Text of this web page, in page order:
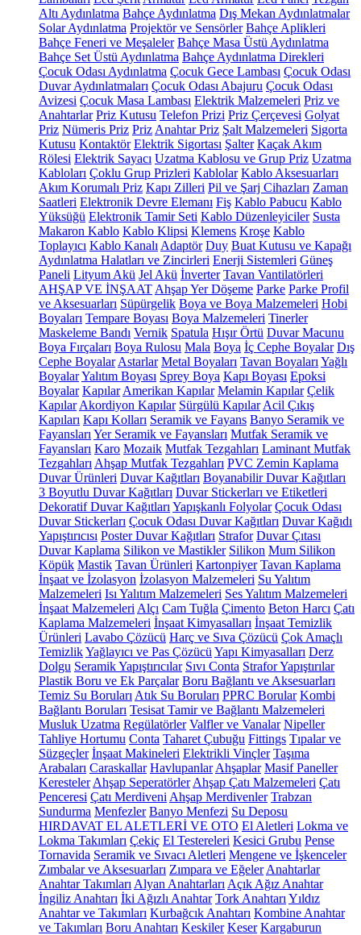
Altı Aydınlatma Bahçe Aydınlatma Dış Mekan Aydınlatmalar
Solar Aydınlatma Projektör ve Sensörler Bahçe Aplikleri
Bahçe Feneri ve Meşaleler Bahçe Masa Üstü Aydınlatma
Bahçe Set Üstü Aydınlatma Bahçe Aydınlatma Direkleri
Çocuk Odası Aydınlatma Çocuk Gece Lambası Çocuk Odası
Duvar Aydınlatmaları Çocuk Odası Abajuru Çocuk Odası
Avizesi Çocuk Masa Lambası Elektrik Malzemeleri Priz ve
Anahtarlar Priz Kutusu Telefon Prizi Priz Çerçevesi Golyat
Priz Nümeris Priz Priz Anahtar Priz Şalt Malzemeleri Sigorta
Kutusu Kontaktör Elektrik Sigortası Şalter Kaçak Akım
Rölesi Elektrik Sayacı Uzatma Kablosu ve Grup Priz Uzatma
Kabloları Çoklu Grup Prizleri Kablolar Kablo Aksesuarları
Akım Korumalı Priz Kapı Zilleri Pil ve Şarj Cihazları Zaman
Saatleri Elektronik Devre Elemanı Fiş Kablo Pabucu Kablo
Yüksüğü Elektronik Tamir Seti Kablo Düzenleyiciler Susta
Makaron Kablo Kablo Klipsi Klemens Kroşe Kablo
Toplayıcı Kablo Kanalı Adaptör Duy Buat Kutusu ve Kapağı
Aydınlatma Halatları ve Zincirleri Enerji Sistemleri Güneş
Paneli Lityum Akü Jel Akü İnverter Tavan Vantilatörleri
AHŞAP VE İNŞAAT Ahşap Yer Döşeme Parke Parke Profil
ve Aksesuarları Süpürgelik Boya ve Boya Malzemeleri Hobi
Boyaları Tempare Boyası Boya Malzemeleri Tinerler
Maskeleme Bandı Vernik Spatula Hışır Örtü Duvar Macunu
Boya Fırçaları Boya Rulosu Mala Boya İç Cephe Boyalar Dış
Cephe Boyalar Astarlar Metal Boyaları Tavan Boyaları Yağlı
BoyalarYalıtım Boyası Sprey Boya Kapı Boyası Epoksi
Boyalar Kapılar Amerikan Kapılar Melamin Kapılar Çelik
Kapılar Akordiyon Kapılar Sürgülü Kapılar Acil Çıkış
Kapıları Kapı Kolları Seramik ve Fayans Banyo Seramik ve
Fayansları Yer Seramik ve Fayansları Mutfak Seramik ve
Fayansları Karo Mozaik Mutfak Tezgahları Laminant Mutfak
Tezgahları Ahşap Mutfak Tezgahları PVC Zemin Kaplama
Duvar Ürünleri Duvar Kağıtları Boyanabilir Duvar Kağıtları
3 Boyutlu Duvar Kağıtları Duvar Stickerları ve Etiketleri
Dekoratif Duvar Kağıtları Yapışkanlı Folyolar Çocuk Odası
Duvar Stickerları Çocuk Odası Duvar Kağıtları Duvar Kağıdı
Yapıştırıcısı Poster Duvar Kağıtları Strafor Duvar Çıtası
Duvar Kaplama Silikon ve Mastikler Silikon Mum Silikon
Köpük Mastik Tavan Ürünleri Kartonpiyer Tavan Kaplama
İnşaat ve İzolasyon İzolasyon Malzemeleri Su Yalıtım
Malzemeleri Isı Yalıtım Malzemeleri Ses Yalıtım Malzemeleri
İnşaat Malzemeleri Alçı Cam Tuğla Çimento Beton Harcı Çatı
Kaplama Malzemeleri İnşaat Kimyasalları İnşaat Temizlik
Ürünleri Lavabo Çözücü Harç ve Sıva Çözücü Çok Amaçlı
TemizlikYağlayıcı ve Pas Çözücü Yapı Kimyasalları Derz
Dolgu Seramik Yapıştırıcılar Sıvı Conta Strafor Yapıştırılar
Plastik Boru ve Ek Parçalar Boru Bağlantı ve Aksesuarları
Temiz Su Boruları Atık Su Boruları PPRC Borular Kombi
Bağlantı Boruları Tesisat Tamir ve Bağlantı Malzemeleri
Musluk Uzatma Regülatörler Valfler ve Vanalar Nipeller
Tahliye Hortumu Conta Taharet Çubuğu Fittings Tıpalar ve
Süzgeçler İnşaat Makineleri Elektrikli Vinçler Taşıma
Arabaları Caraskallar Havlupanlar Ahşaplar Masif Paneller
Keresteler Ahşap Seperatörler Ahşap Çatı Malzemeleri Çatı
Penceresi Çatı Merdiveni Ahşap Merdivenler Trabzan
Sundurma Menfezler Banyo Menfezi Su Deposu
HIRDAVAT EL ALETLERİ VE OTO El Aletleri Lokma ve
Lokma Takımları Çekiç El Testereleri Kesici Grubu Pense
Tornavida Seramik ve Sıvacı Aletleri Mengene ve İşkenceler
Zımbalar ve Aksesuarları Zımpara ve Eğeler Anahtarlar
Anahtar Takımları Alyan Anahtarları Açık Ağız Anahtar
İngiliz Anahtarı İki Ağızlı Anahtar Tork Anahtarı Yıldız
Anahtar ve Takımları Kurbağcık Anahtarı Kombine Anahtar
ve Takımları Boru Anahtarı Keskiler Keser Kargaburun